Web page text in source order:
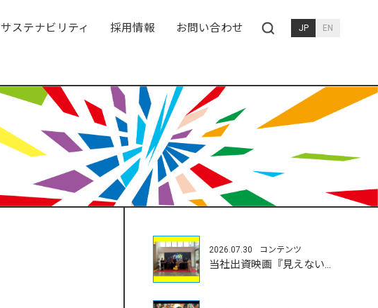
サステナビリティ 採用情報 お問い合わせ JP EN
2026.07.30 コンテンツ
当社出資映画『見えない娘』が富川国際映画祭にて受賞